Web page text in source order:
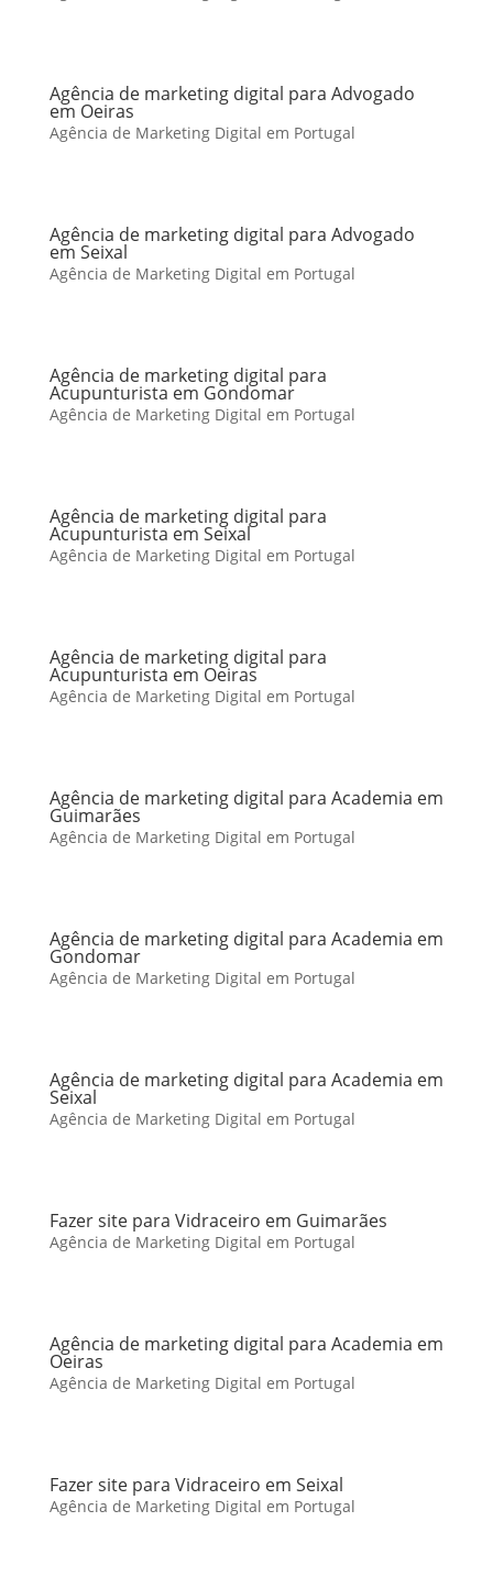
Agência de marketing digital para Advogado
em Oeiras
Agência de Marketing Digital em Portugal
Agência de marketing digital para Advogado
em Seixal
Agência de Marketing Digital em Portugal
Agência de marketing digital para
Acupunturista em Gondomar
Agência de Marketing Digital em Portugal
Agência de marketing digital para
Acupunturista em Seixal
Agência de Marketing Digital em Portugal
Agência de marketing digital para
Acupunturista em Oeiras
Agência de Marketing Digital em Portugal
Agência de marketing digital para Academia em
Guimarães
Agência de Marketing Digital em Portugal
Agência de marketing digital para Academia em
Gondomar
Agência de Marketing Digital em Portugal
Agência de marketing digital para Academia em
Seixal
Agência de Marketing Digital em Portugal
Fazer site para Vidraceiro em Guimarães
Agência de Marketing Digital em Portugal
Agência de marketing digital para Academia em
Oeiras
Agência de Marketing Digital em Portugal
Fazer site para Vidraceiro em Seixal
Agência de Marketing Digital em Portugal